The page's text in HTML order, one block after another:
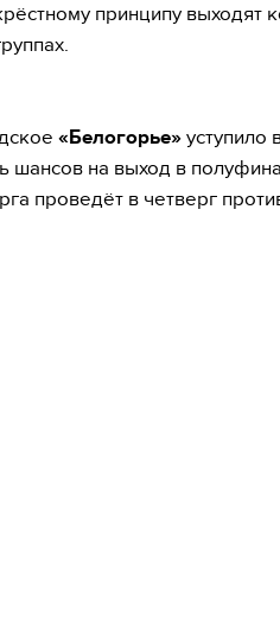
принципу
«Белогорье» уступило
шансов на выход в
проведёт в четверг